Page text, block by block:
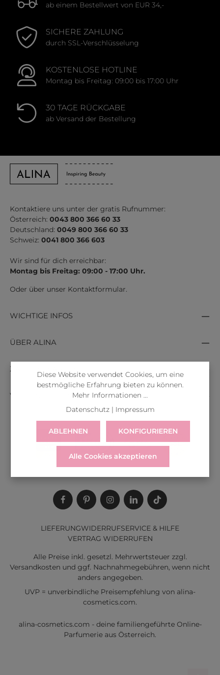
ab einem Bestellwert von EUR 34,-
SICHERE ZAHLUNG
durch SSL-Verschlüsselung
KOSTENLOSE HOTLINE
Montag bis Freitag: 09:00 bis 17:00 Uhr
30 TAGE RÜCKGABE
ab Versand der Bestellung
Kontaktiere uns unter der gratis Rufnummer:
Österreich: 0043 800 366 60 33
Deutschland: 0049 800 366 60 33
Schweiz: 0041 800 366 603
Wir sind für dich erreichbar:
Montag bis Freitag: 09:00 - 17:00 Uhr.
Oder über unser Kontaktformular.
WICHTIGE INFOS
ÜBER ALINA
ZAHLUNGSARTEN
VERSANDARTEN
LIEFERUNGWIDERRUFSERVICE & HILFE
VERTRAG WIDERRUFEN
Alle Preise inkl. gesetzl. Mehrwertsteuer zzgl.
Versandkosten und ggf. Nachnahmegebühren, wenn nicht
anders angegeben.
UVP = unverbindliche Preisempfehlung von alina-
cosmetics.com.
alina-cosmetics.com - deine familiengeführte Online-
Parfumerie aus Österreich.
Diese Website verwendet Cookies, um eine
bestmögliche Erfahrung bieten zu können.
Mehr Informationen ...
Datenschutz| Impressum
ABLEHNEN KONFIGURIEREN
Alle Cookies akzeptieren